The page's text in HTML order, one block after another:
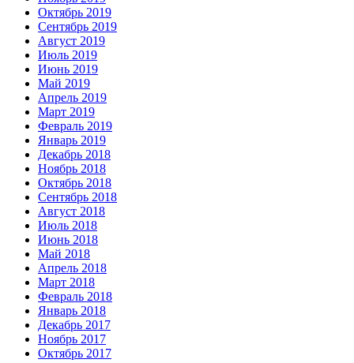
Октябрь 2019
Сентябрь 2019
Август 2019
Июль 2019
Июнь 2019
Май 2019
Апрель 2019
Март 2019
Февраль 2019
Январь 2019
Декабрь 2018
Ноябрь 2018
Октябрь 2018
Сентябрь 2018
Август 2018
Июль 2018
Июнь 2018
Май 2018
Апрель 2018
Март 2018
Февраль 2018
Январь 2018
Декабрь 2017
Ноябрь 2017
Октябрь 2017